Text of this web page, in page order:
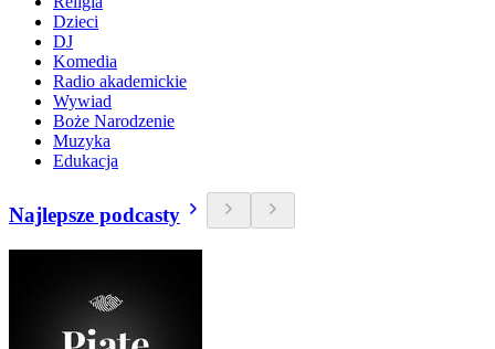
Dzieci
DJ
Komedia
Radio akademickie
Wywiad
Boże Narodzenie
Muzyka
Edukacja
Najlepsze podcasty